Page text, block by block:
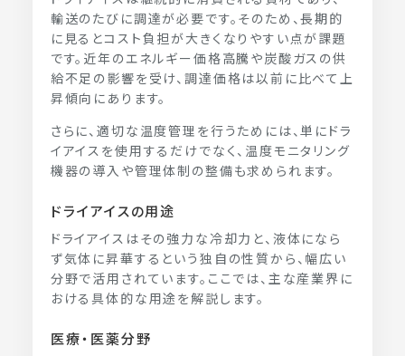
輸送のたびに調達が必要です。そのため、長期的
に見るとコスト負担が大きくなりやすい点が課題
です。近年のエネルギー価格高騰や炭酸ガスの供
給不足の影響を受け、調達価格は以前に比べて上
昇傾向にあります。
さらに、適切な温度管理を行うためには、単にドラ
イアイスを使用するだけでなく、温度モニタリング
機器の導入や管理体制の整備も求められます。
ドライアイスの用途
ドライアイスはその強力な冷却力と、液体になら
ず気体に昇華するという独自の性質から、幅広い
分野で活用されています。ここでは、主な産業界に
おける具体的な用途を解説します。
医療・医薬分野